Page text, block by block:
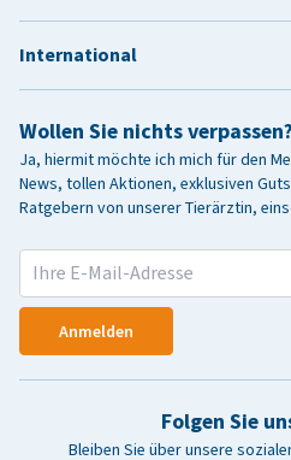
Wollen Sie nichts verpassen?
Ja, hiermit möchte ich mich für den
News, tollen Aktionen, exklusiven
Ratgebern von unserer Tierärztin,
Anmelden
Folgen Sie
Bleiben Sie über unsere
International